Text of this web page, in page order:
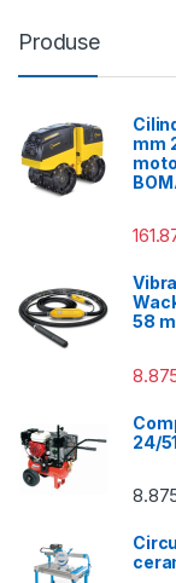
Produse
mm
58
24/